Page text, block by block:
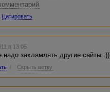
для ссылки и текст заказа
история. Самое забавное, что
причем вполне хорошего
еще если ссылку все-таки
автора и его комментарий.
о том, какие ошибки он
Цитировать
в 13:05
захламлять другие сайты
/ Скрыть ветку